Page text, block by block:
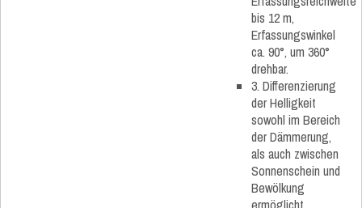
bis 12 m,
Erfassungswinkel
ca. 90°, um 360°
drehbar.
3. Differenzierung
der Helligkeit
sowohl im Bereich
der Dämmerung,
als auch zwischen
Sonnenschein und
Bewölkung